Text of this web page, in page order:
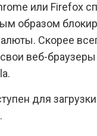
или Firefox
образом
Скорее
веб-
для